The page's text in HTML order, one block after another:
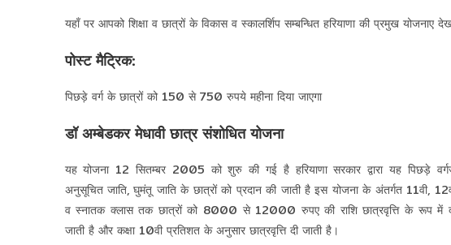
यहाँ पर आपको शिक्षा व छात्रों के विकास व स्कालर्शिप सम्बन्धित हरियाणा की प्रमुख योजनाए
पोस्ट मैट्रिक:
पिछड़े वर्ग के छात्रों को 150 से 750 रुपये महीना दिया जाएगा
डॉ अम्बेडकर मेधावी छात्र संशोधित योजना
यह योजना 12 सितम्बर 2005 को शुरु की गई है हरियाणा सरकार द्वारा यह पिछड़े
अनुसूचित जाति, घुमंतू जाति के छात्रों को प्रदान की जाती है इस योजना के अंतर्गत 11वी,
व स्नातक क्लास तक छात्रों को 8000 से 12000 रुपए की राशि छात्रवृत्ति के रूप में
जाती है और कक्षा 10वी प्रतिशत के अनुसार छात्रवृत्ति दी जाती है।